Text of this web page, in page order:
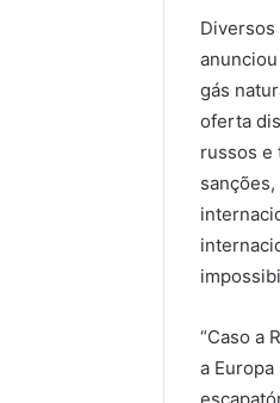
Diversos
gás
oferta
russos e
“Caso a
a